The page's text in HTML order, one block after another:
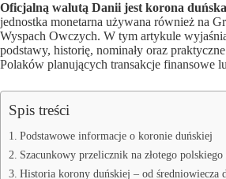
Oficjalną walutą Danii jest korona
jednostka monetarna używana również na
Wyspach Owczych. W tym artykule
podstawy, historię, nominały oraz
Polaków planujących transakcje finansowe
Spis treści
Podstawowe informacje o koronie duńskiej
Szacunkowy przelicznik na złotego
Historia korony duńskiej – od średniowiecza